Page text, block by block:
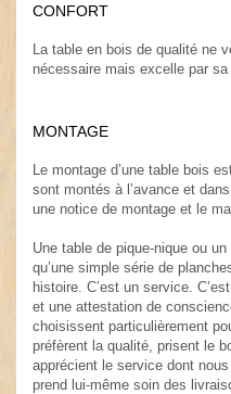
CONFORT
La table en bois de qualité ne
nécessaire mais excelle par
MONTAGE
Le montage d’une table bois
sont montés à l’avance et
une notice de montage et le
Une table de pique-nique ou
qu’une simple série de
histoire. C’est un service.
et une attestation de
choisissent particulièrement
préfèrent la qualité, prisent le
apprécient le service dont
prend lui-même soin des